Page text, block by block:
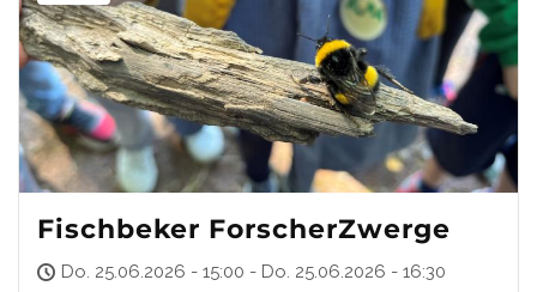
Fischbeker ForscherZwerge
Do. 25.06.2026 - 15:00 - Do. 25.06.2026 - 16:30